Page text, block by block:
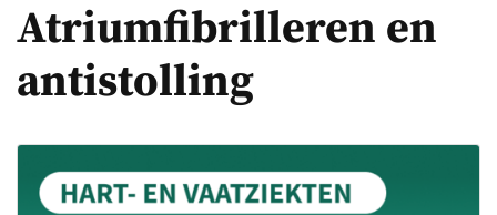
Atriumfibrilleren en
antistolling